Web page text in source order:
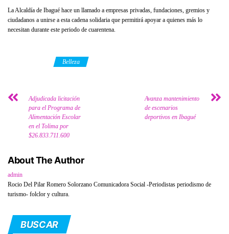
La Alcaldía de Ibagué hace un llamado a empresas privadas, fundaciones, gremios y
ciudadanos a unirse a esta cadena solidaria que permitirá apoyar a quienes más lo
necesitan durante este periodo de cuarentena.
Belleza
Adjudicada licitación
para el Programa de
Alimentación Escolar
en el Tolima por
$26.833.711.600
Avanza mantenimiento
de escenarios
deportivos en Ibagué
About The Author
admin
Rocio Del Pilar Romero Solorzano Comunicadora Social -Periodistas periodismo de
turismo- folclor y cultura.
BUSCAR